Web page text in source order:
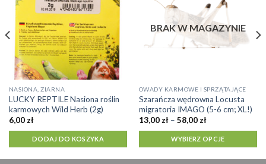
NASIONA, ZIARNA
LUCKY REPTILE Nasiona roślin
karmowych Wild Herb (2g)
6,00 zł
DODAJ DO KOSZYKA
BRAK W MAGAZYNIE
OWADY KARMOWE I SPRZĄTAJĄCE
Szarańcza wędrowna Locusta
migratoria IMAGO (5-6 cm; XL!)
13,00 zł – 58,00 złZakres
od
13,00 zł
do
58,00 zł
WYBIERZ OPCJE
Ten
produkt
ma
wariantów.